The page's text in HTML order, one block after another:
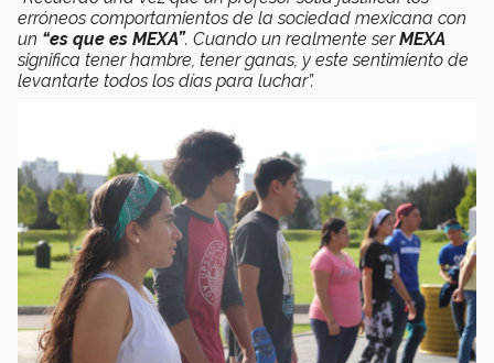
erróneos comportamientos de la sociedad mexicana con
un “es que es MEXA”. Cuando un realmente serMEXA
significa tener hambre, tener ganas, y este sentimiento de
levantarte todos los días para luchar”.